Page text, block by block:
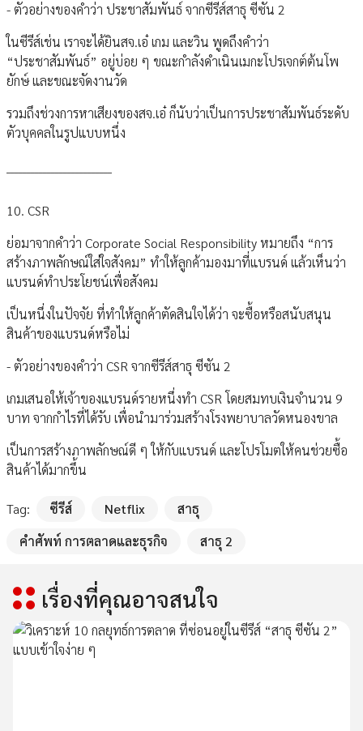
- ตัวอย่างของคำว่า ประชาสัมพันธ์ จากซีรีส์สาธุ ซีซัน 2
ในซีรีส์เช่น เราจะได้ยินสจ.เอ๋ เกม และวิน พูดถึงคำว่า
“ประชาสัมพันธ์” อยู่บ่อย ๆ ขณะกำลังดำเนินเมกะโปรเจกต์ต้นโพ
ยักษ์ และขณะจัดงานวัด
รวมถึงช่วงการหาเสียงของสจ.เอ๋ ก็นับว่าเป็นการประชาสัมพันธ์ระดับ
ตัวบุคคลในรูปแบบหนึ่ง
10. CSR
ย่อมาจากคำว่า Corporate Social Responsibility หมายถึง “การ
สร้างภาพลักษณ์ใส่ใจสังคม” ทำให้ลูกค้ามองมาที่แบรนด์ แล้วเห็นว่า
แบรนด์ทำประโยชน์เพื่อสังคม
เป็นหนึ่งในปัจจัย ที่ทำให้ลูกค้าตัดสินใจได้ว่า จะซื้อหรือสนับสนุน
สินค้าของแบรนด์หรือไม่
- ตัวอย่างของคำว่า CSR จากซีรีส์สาธุ ซีซัน 2
เกมเสนอให้เจ้าของแบรนด์รายหนึ่งทำ CSR โดยสมทบเงินจำนวน 9
บาท จากกำไรที่ได้รับ เพื่อนำมาร่วมสร้างโรงพยาบาลวัดหนองขาล
เป็นการสร้างภาพลักษณ์ดี ๆ ให้กับแบรนด์ และโปรโมตให้คนช่วยซื้อ
สินค้าได้มากขึ้น
Tag: ซีรีส์ Netflix
สาธุ
คำศัพท์ การตลาดและธุรกิจ
สาธุ 2
เรื่องที่คุณอาจสนใจ